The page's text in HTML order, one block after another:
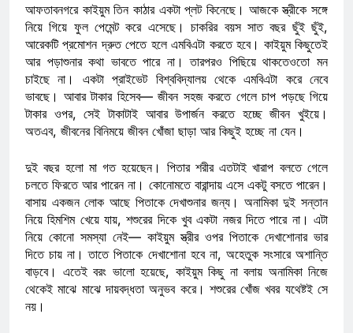
আফতাবনগরে কাইয়ুম তিন কাঠার একটা প্লট কিনেছে। আজকে স্ত্রীকে সঙ্গে
নিয়ে গিয়ে ফুল পেমেন্ট করে এসেছে। চাকরির বয়স সাত বছর ছুঁই ছুঁই,
আরেকটি প্রমোশন দ্রুত পেতে হলে এমবিএটা করতে হবে। কাইয়ুম কিছুতেই
আর পড়াশুনার কথা ভাবতে পারে না। তারপরও পিছিয়ে থাকতেওতো মন
চাইছে না। একটা প্রাইভেট বিশ্ববিদ্যালয় থেকে এমবিএটা করে নেবে
ভাবছে। আবার টাকার হিসেব— জীবন সহজ করতে গেলে চাপ পড়ছে গিয়ে
টাকার ওপর, সেই টাকাটাই আবার উপার্জন করতে হচ্ছে জীবন খুইয়ে।
অতএব, জীবনের বিনিময়ে জীবন খোঁজা ছাড়া আর কিছুই হচ্ছে না যেন।
দুই বছর হলো মা গত হয়েছেন। পিতার শরীর এতটাই খারাপ বলতে গেলে
চলতে ফিরতে আর পারেন না। কোনোমতে বারান্দায় এসে একটু বসতে পারেন।
বাসায় একজন লোক আছে পিতাকে দেখাশুনার জন্য। অনামিকা দুই সন্তান
নিয়ে হিমশিম খেয়ে যায়, শশুরের দিকে খুব একটা নজর দিতে পারে না। এটা
নিয়ে কোনো সমস্যা নেই— কাইয়ুম স্ত্রীর ওপর পিতাকে দেখাশোনার ভার
দিতে চায় না। তাতে পিতাকে দেখাশোনা হবে না, অহেতুক সংসারে অশান্তি
বাড়বে। এতেই বরং ভালো হয়েছে, কাইয়ুম কিছু না বলায় অনামিকা নিজে
থেকেই মাঝে মাঝে দায়বদ্ধতা অনুভব করে। শশুরের খোঁজ খবর যথেষ্টই সে
নয়।